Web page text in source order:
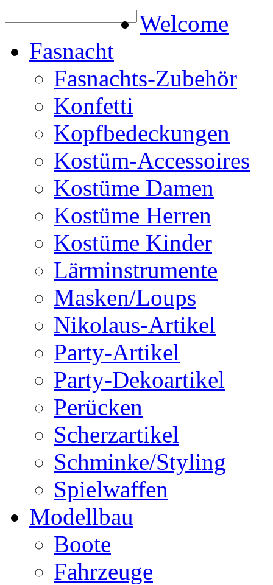
Welcome
Fasnacht
Fasnachts-Zubehör
Konfetti
Kopfbedeckungen
Kostüm-Accessoires
Kostüme Damen
Kostüme Herren
Kostüme Kinder
Lärminstrumente
Masken/Loups
Nikolaus-Artikel
Party-Artikel
Party-Dekoartikel
Perücken
Scherzartikel
Schminke/Styling
Spielwaffen
Modellbau
Boote
Fahrzeuge